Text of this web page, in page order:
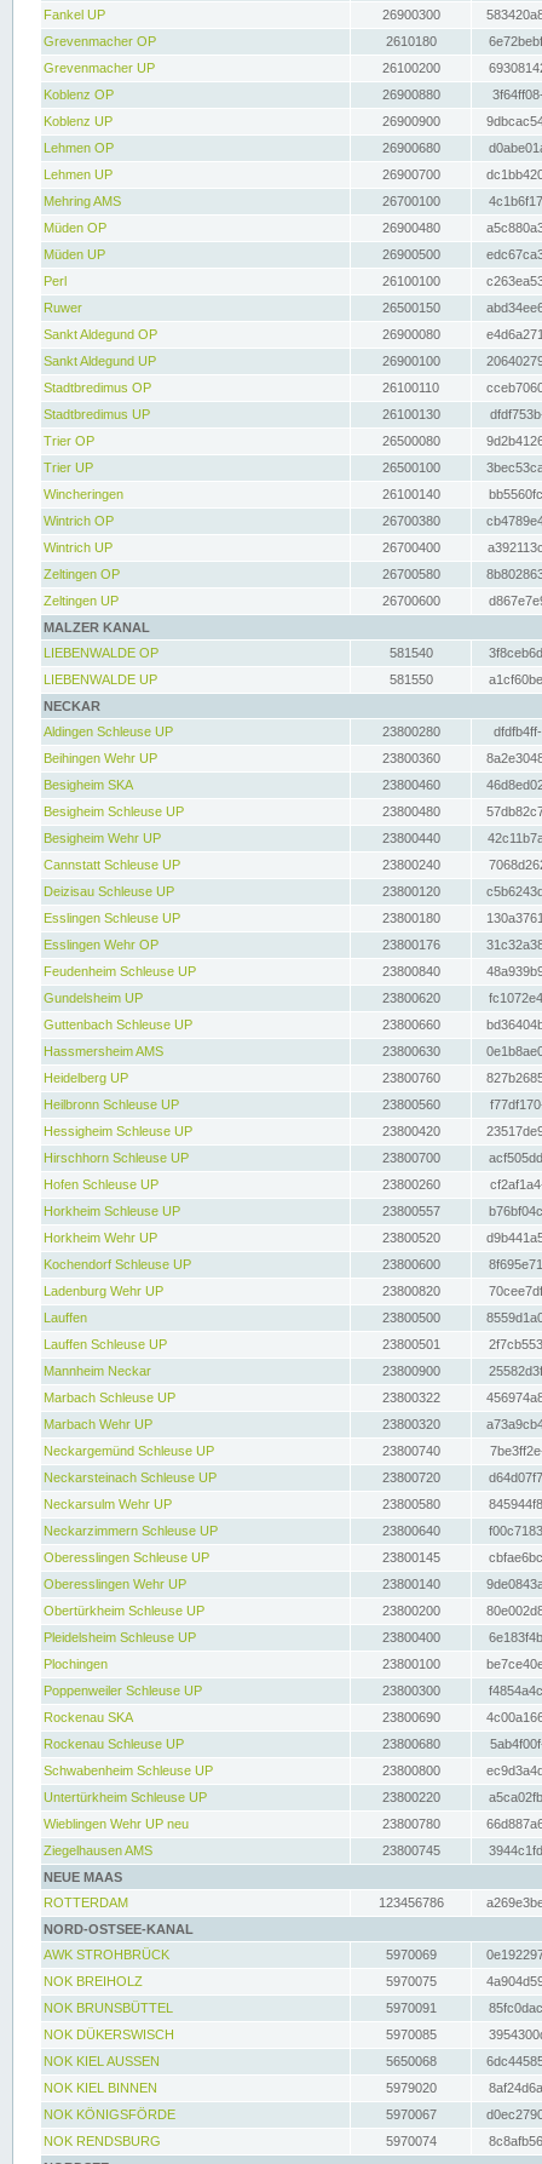
Fankel UP
26900300
Grevenmacher OP
2610180
Grevenmacher UP
26100200
Koblenz OP
26900880
Koblenz UP
26900900
Lehmen OP
26900680
Lehmen UP
26900700
Mehring AMS
26700100
Müden OP
26900480
Müden UP
26900500
Perl
26100100
Ruwer
26500150
Sankt Aldegund OP
26900080
Sankt Aldegund UP
26900100
Stadtbredimus OP
26100110
Stadtbredimus UP
26100130
Trier OP
26500080
Trier UP
26500100
Wincheringen
26100140
Wintrich OP
26700380
Wintrich UP
26700400
Zeltingen OP
26700580
Zeltingen UP
26700600
MALZER KANAL
LIEBENWALDE OP
581540
LIEBENWALDE UP
581550
NECKAR
Aldingen Schleuse UP
23800280
Beihingen Wehr UP
23800360
Besigheim SKA
23800460
Besigheim Schleuse UP
23800480
Besigheim Wehr UP
23800440
Cannstatt Schleuse UP
23800240
Deizisau Schleuse UP
23800120
Esslingen Schleuse UP
23800180
Esslingen Wehr OP
23800176
Feudenheim Schleuse UP
23800840
Gundelsheim UP
23800620
Guttenbach Schleuse UP
23800660
Hassmersheim AMS
23800630
Heidelberg UP
23800760
Heilbronn Schleuse UP
23800560
Hessigheim Schleuse UP
23800420
Hirschhorn Schleuse UP
23800700
Hofen Schleuse UP
23800260
Horkheim Schleuse UP
23800557
Horkheim Wehr UP
23800520
Kochendorf Schleuse UP
23800600
Ladenburg Wehr UP
23800820
Lauffen
23800500
Lauffen Schleuse UP
23800501
Mannheim Neckar
23800900
Marbach Schleuse UP
23800322
Marbach Wehr UP
23800320
Neckargemünd Schleuse UP
23800740
Neckarsteinach Schleuse UP
23800720
Neckarsulm Wehr UP
23800580
Neckarzimmern Schleuse UP
23800640
Oberesslingen Schleuse UP
23800145
Oberesslingen Wehr UP
23800140
Obertürkheim Schleuse UP
23800200
Pleidelsheim Schleuse UP
23800400
Plochingen
23800100
Poppenweiler Schleuse UP
23800300
Rockenau SKA
23800690
Rockenau Schleuse UP
23800680
Schwabenheim Schleuse UP
23800800
Untertürkheim Schleuse UP
23800220
Wieblingen Wehr UP neu
23800780
Ziegelhausen AMS
23800745
NEUE MAAS
ROTTERDAM
123456786
NORD-OSTSEE-KANAL
AWK STROHBRÜCK
5970069
NOK BREIHOLZ
5970075
NOK BRUNSBÜTTEL
5970091
NOK DÜKERSWISCH
5970085
NOK KIEL AUSSEN
5650068
NOK KIEL BINNEN
5979020
NOK KÖNIGSFÖRDE
5970067
NOK RENDSBURG
5970074